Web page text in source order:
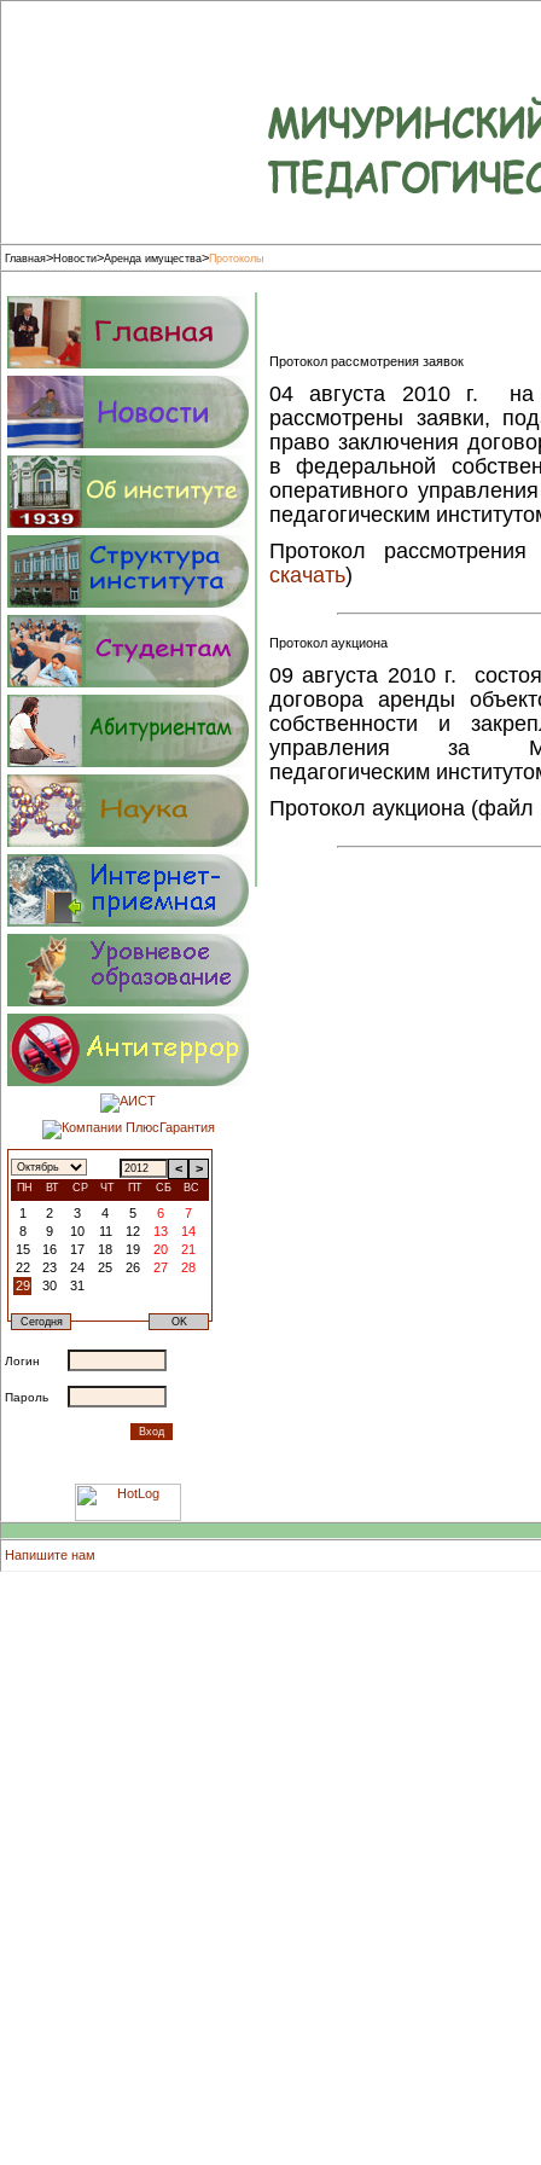
Главная>Новости>Аренда имущества>Протоколы
< >
ПН ВТ СР ЧТ ПТ СБ ВС
1 2 3 4 5 6
7
8
9 10 11 12 13
14
15
16 17 18 19 20
21
22
23 24 25 26 27
28
29
30 31
Логин
Пароль
Протокол рассмотрения заявок
04 августа 2010 г. на
рассмотрены заявки,
право заключения
в федеральной
оперативного
педагогическим
Протокол
скачать)
Протокол аукциона
09 августа 2010 г.
договора аренды
собственности и
управления за
педагогическим
Протокол аукциона
Напишите нам